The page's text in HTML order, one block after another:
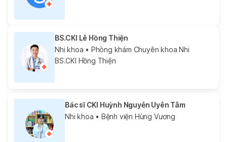
BS.CKI Lê Hồng Thiện
Nhi khoa • Phòng khám Chuyên khoa Nhi
BS.CKI Hồng Thiện
Bác sĩ CKI Huỳnh Nguyễn Uyên Tâm
Nhi khoa • Bệnh viện Hùng Vương